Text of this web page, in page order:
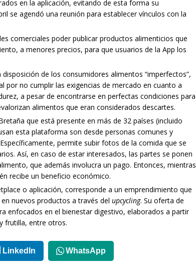
en la aplicación, evitando de esta forma su
se agendó una reunión para establecer vínculos con la
comerciales poder publicar productos alimenticios que
a menores precios, para que usuarios de la App los
de los consumidores alimentos “imperfectos”,
por no cumplir las exigencias de mercado en cuanto a
a pesar de encontrarse en perfectas condiciones para
alimentos que eran considerados descartes.
que está presente en más de 32 países (incluido
esta plataforma son desde personas comunes y
permite subir fotos de la comida que se
Así, en caso de estar interesados, las partes se ponen
que además involucra un pago. Entonces, mientras
recibe un beneficio económico.
o aplicación, corresponde a un emprendimiento que
nuevos productos a través del upcycling. Su oferta de
enfocados en el bienestar digestivo, elaborados a partir
frutilla, entre otros.
LinkedIn WhatsApp